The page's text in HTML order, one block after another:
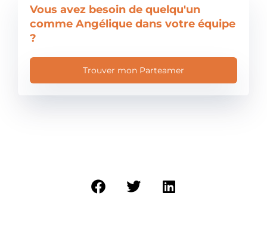
Vous avez besoin de quelqu'un
comme Angélique dans votre équipe
?​
Trouver mon Parteamer